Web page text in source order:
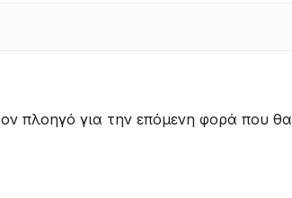
πλοηγό για την επόμενη φορά που θα